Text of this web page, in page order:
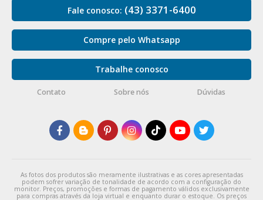
Fale conosco: (43) 3371-6400
Compre pelo Whatsapp
Trabalhe conosco
Contato Sobre nós Dúvidas
As fotos dos produtos são meramente ilustrativas e as cores apresentadas
podem sofrer variação de tonalidade de acordo com a configuração do
monitor. Preços, promoções e formas de pagamento válidos exclusivamente
para compras através da loja virtual e enquanto durar o estoque. Os preços